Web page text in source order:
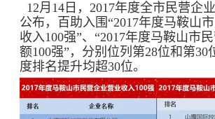
12月14日，2017年度全市民营企
公布，百助入围“2017年度马鞍山
收入100强”、“2017年度马鞍山市
额100强”，分别位列第28位和第30
度排名提升均超30位。